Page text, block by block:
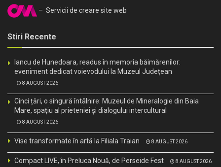
– Servicii de creare site web
Stiri Recente
Iancu de Hunedoara, readus în memoria băimărenilor:
eveniment dedicat voievodului la Muzeul Județean
8 AUGUST 2026
Cinci țări, o singură întâlnire: Muzeul de Mineralogie din Baia
Mare, spațiu al prieteniei și dialogului intercultural
8 AUGUST 2026
Vise transformate în artă la Filiala Traian 8 AUGUST 2026
Compact LIVE, în Preluca Nouă, de Perseide Fest 8 AUGUST 2026